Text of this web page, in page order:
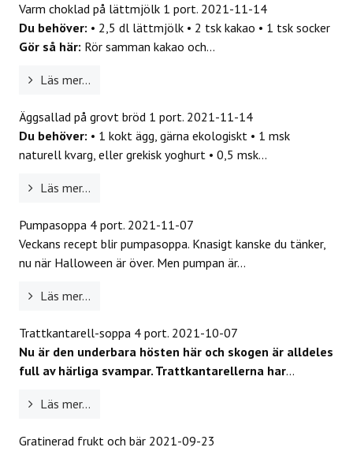
Varm choklad på lättmjölk 1 port. 2021-11-14
Du behöver: • 2,5 dl lättmjölk • 2 tsk kakao • 1 tsk socker
Gör så här: Rör samman kakao och...
Läs mer...
Äggsallad på grovt bröd 1 port. 2021-11-14
Du behöver: • 1 kokt ägg, gärna ekologiskt • 1 msk
naturell kvarg, eller grekisk yoghurt • 0,5 msk...
Läs mer...
Pumpasoppa 4 port. 2021-11-07
Veckans recept blir pumpasoppa. Knasigt kanske du tänker,
nu när Halloween är över. Men pumpan är...
Läs mer...
Trattkantarell-soppa 4 port. 2021-10-07
Nu är den underbara hösten här och skogen är alldeles
full av härliga svampar. Trattkantarellerna har...
Läs mer...
Gratinerad frukt och bär 2021-09-23